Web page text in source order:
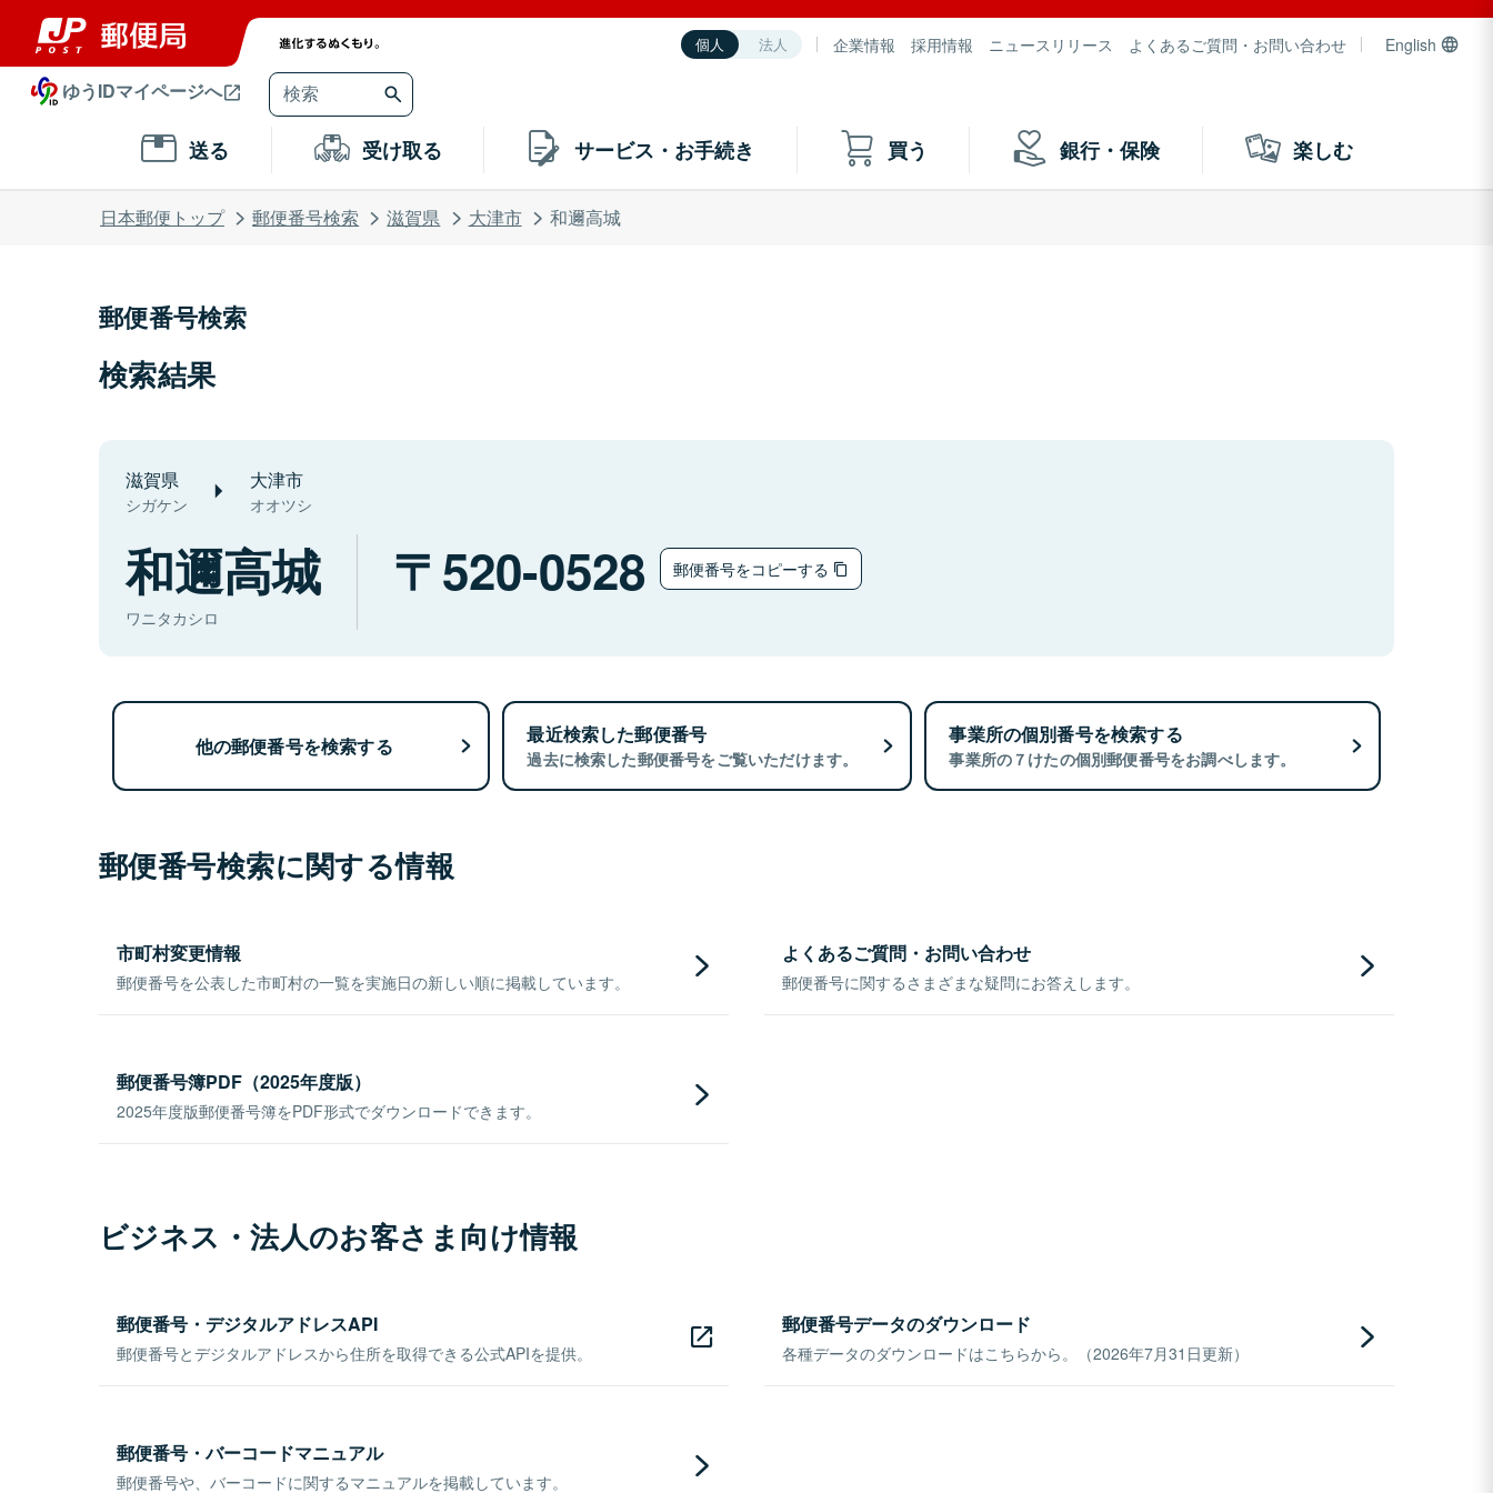
個人 法人 企業情報 採用情報 ニュースリリース よくあるご質問・お問い合わせ English
ゆうIDマイページへ
送る 受け取る サービス・お手続き 買う 銀行・保険 楽しむ
日本郵便トップ 郵便番号検索 滋賀県 大津市 和邇高城
郵便番号検索
検索結果
滋賀県
シガケン
大津市
オオツシ
和邇高城
ワニタカシロ
520-0528 郵便番号をコピーする
他の郵便番号を検索する 最近検索した郵便番号
過去に検索した郵便番号をご覧いただけます。
事業所の個別番号を検索する
事業所の７けたの個別郵便番号をお調べします。
郵便番号検索に関する情報
市町村変更情報
郵便番号を公表した市町村の一覧を実施日の新しい順に掲載しています。
よくあるご質問・お問い合わせ
郵便番号に関するさまざまな疑問にお答えします。
郵便番号簿PDF（2025年度版）
2025年度版郵便番号簿をPDF形式でダウンロードできます。
ビジネス・法人のお客さま向け情報
郵便番号・デジタルアドレスAPI
郵便番号とデジタルアドレスから住所を取得できる公式APIを提供。
郵便番号データのダウンロード
各種データのダウンロードはこちらから。（2026年7月31日更新）
郵便番号・バーコードマニュアル
郵便番号や、バーコードに関するマニュアルを掲載しています。